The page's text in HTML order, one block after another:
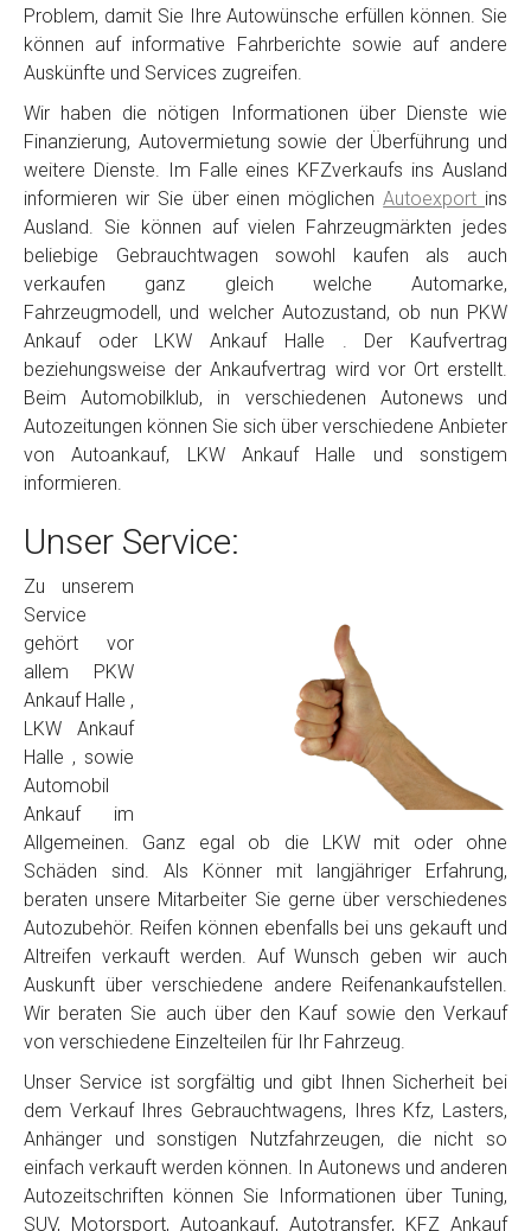
Problem, damit Sie Ihre Autowünsche erfüllen können. Sie
können auf informative Fahrberichte sowie auf andere
Auskünfte und Services zugreifen.
Wir haben die nötigen Informationen über Dienste wie
Finanzierung, Autovermietung sowie der Überführung und
weitere Dienste. Im Falle eines KFZverkaufs ins Ausland
informieren wir Sie über einen möglichenAutoexport ins
Ausland. Sie können auf vielen Fahrzeugmärkten jedes
beliebige Gebrauchtwagen sowohl kaufen als auch
verkaufen ganz gleich welche Automarke,
Fahrzeugmodell, und welcher Autozustand, ob nun PKW
Ankauf oder LKW Ankauf Halle . Der Kaufvertrag
beziehungsweise der Ankaufvertrag wird vor Ort erstellt.
Beim Automobilklub, in verschiedenen Autonews und
Autozeitungen können Sie sich über verschiedene Anbieter
von Autoankauf, LKW Ankauf Halle und sonstigem
informieren.
Unser Service:
Zu unserem
Service
gehört vor
allem PKW
Ankauf Halle ,
LKW Ankauf
Halle , sowie
Automobil
Ankauf im
Allgemeinen. Ganz egal ob die LKW mit oder ohne
Schäden sind. Als Könner mit langjähriger Erfahrung,
beraten unsere Mitarbeiter Sie gerne über verschiedenes
Autozubehör. Reifen können ebenfalls bei uns gekauft und
Altreifen verkauft werden. Auf Wunsch geben wir auch
Auskunft über verschiedene andere Reifenankaufstellen.
Wir beraten Sie auch über den Kauf sowie den Verkauf
von verschiedene Einzelteilen für Ihr Fahrzeug.
Unser Service ist sorgfältig und gibt Ihnen Sicherheit bei
dem Verkauf Ihres Gebrauchtwagens, Ihres Kfz, Lasters,
Anhänger und sonstigen Nutzfahrzeugen, die nicht so
einfach verkauft werden können. In Autonews und anderen
Autozeitschriften können Sie Informationen über Tuning,
SUV, Motorsport, Autoankauf, Autotransfer, KFZ Ankauf